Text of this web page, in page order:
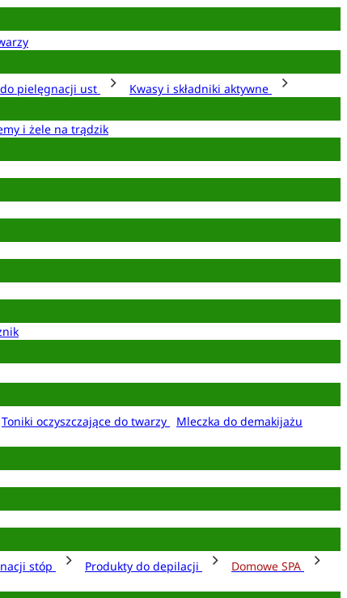
pielęgnacji ust
Kwasy i składniki aktywne
i żele na trądzik
Toniki oczyszczające do twarzy
Mleczka do demakijażu
stóp Produkty do depilacji
Domowe SPA